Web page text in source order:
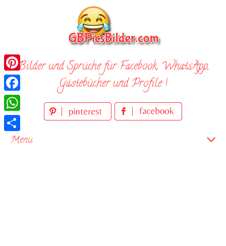
Bilder und Sprüche für Facebook, WhatsApp,
Gästebücher und Profile !
Menu
Pinterest
Facebook
WhatsApp
Teilen